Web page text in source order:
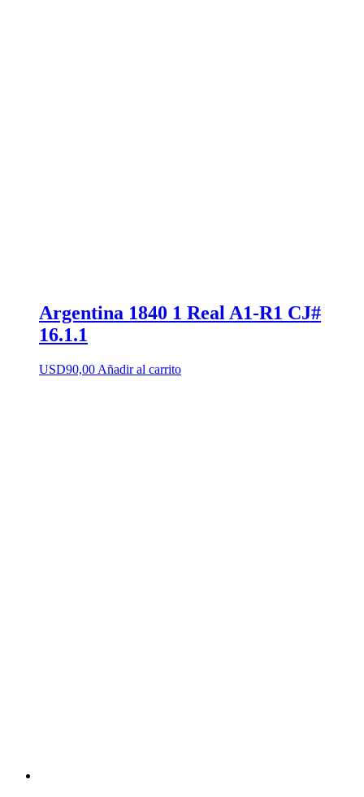
Argentina 1840 1 Real A1-R1 CJ#
16.1.1
USD90,00 Añadir al carrito